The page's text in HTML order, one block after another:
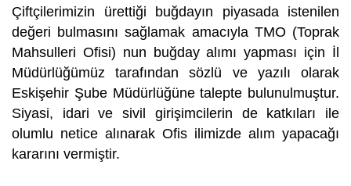
Çiftçilerimizin ürettiği buğdayın piyasada istenilen
değeri bulmasını sağlamak amacıyla TMO (Toprak
Mahsulleri Ofisi) nun buğday alımı yapması için İl
Müdürlüğümüz tarafından sözlü ve yazılı olarak
Eskişehir Şube Müdürlüğüne talepte bulunulmuştur.
Siyasi, idari ve sivil girişimcilerin de katkıları ile
olumlu netice alınarak Ofis ilimizde alım yapacağı
kararını vermiştir.